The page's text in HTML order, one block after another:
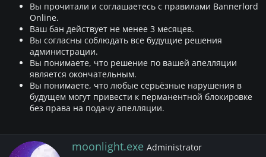
Вы прочитали и соглашаетесь с правилами Bannerlord
Online.
Ваш бан действует не менее 3 месяцев.
Вы согласны соблюдать все будущие решения
администрации.
Вы понимаете, что решение по вашей апелляции
является окончательным.
Вы понимаете, что любые серьёзные нарушения в
будущем могут привести к перманентной блокировке
без права на подачу апелляции.
W
moonlight.exe Administrator